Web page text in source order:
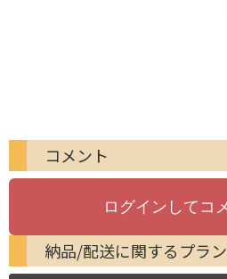
コメント
納品/配送に関するプラン